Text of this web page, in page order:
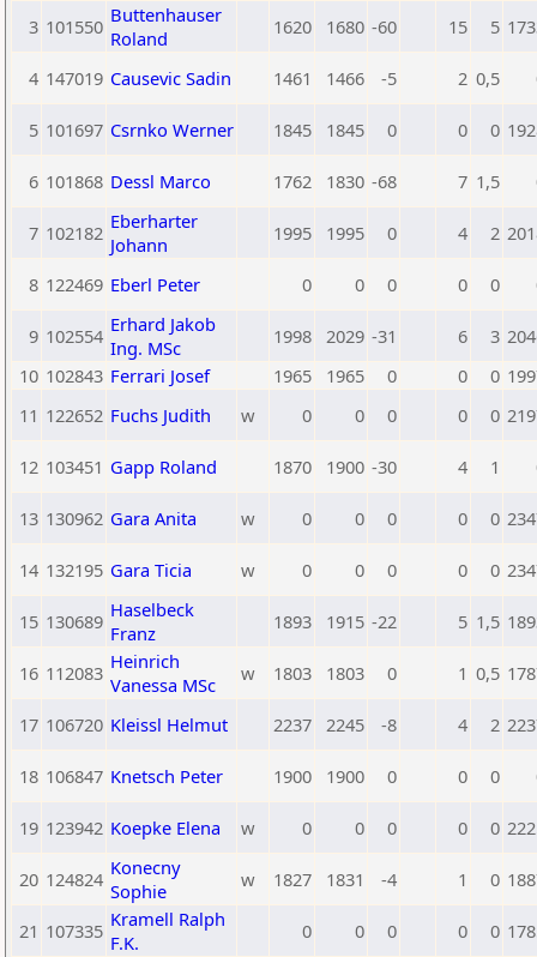
3 101550 Buttenhauser
Roland
1620 1680 -60 15 5
4 147019 Causevic Sadin 1461 1466 -5 2 0,5
5 101697 Csrnko Werner 1845 1845 0 0 0
6 101868 Dessl Marco 1762 1830 -68 7 1,5
7 102182 Eberharter
Johann
1995 1995 0 4 2
8 122469 Eberl Peter 0 0 0 0 0
9 102554 Erhard Jakob
Ing. MSc
1998 2029 -31 6 3
10 102843 Ferrari Josef 1965 1965 0 0 0
11 122652 Fuchs Judith w 0 0 0 0 0
12 103451 Gapp Roland 1870 1900 -30 4 1
13 130962 Gara Anita w 0 0 0 0 0
14 132195 Gara Ticia w 0 0 0 0 0
15 130689 Haselbeck
Franz
1893 1915 -22 5 1,5
16 112083 Heinrich
Vanessa MSc
w 1803 1803 0 1 0,5
17 106720 Kleissl Helmut 2237 2245 -8 4 2
18 106847 Knetsch Peter 1900 1900 0 0 0
19 123942 Koepke Elena w 0 0 0 0 0
20 124824 Konecny
Sophie
w 1827 1831 -4 1 0
21 107335 Kramell Ralph
F.K.
0 0 0 0 0